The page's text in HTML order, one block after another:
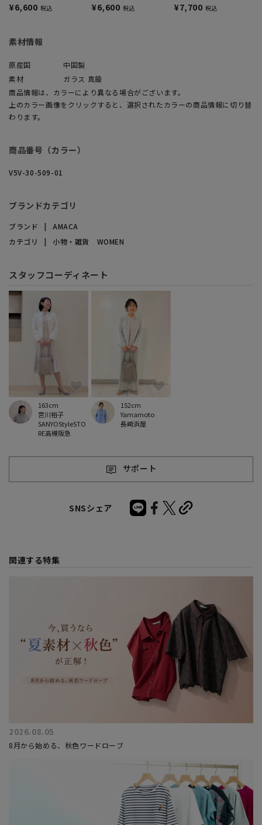
¥6,600 税込 ¥6,600 税込 ¥7,700 税込
素材情報
原産国
中国製
素材
ガラス 真鍮
商品情報は、カラーにより異なる場合がございます。
上のカラー画像をクリックすると、選択されたカラーの商品情報に切り替
わります。
商品番号（カラー）
V5V-30-509-01
ブランドカテゴリ
ブランド
AMACA
カテゴリ
小物・雑貨 WOMEN
スタッフコーディネート
SANYOStyleSTO
RE高槻阪急
宮川裕子
163cm
長崎浜屋
Yamamoto
152cm
サポート
SNSシェア
関連する特集
2026.08.05
8月から始める、秋色ワードローブ